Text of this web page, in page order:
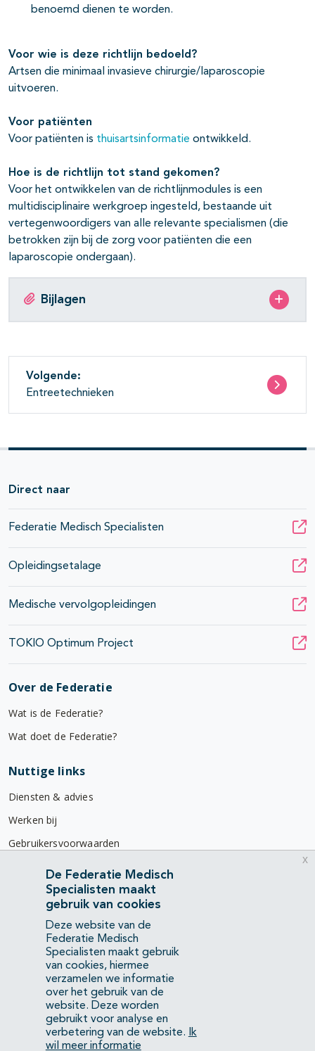
benoemd dienen te worden.
Voor wie is deze richtlijn bedoeld?
Artsen die minimaal invasieve chirurgie/laparoscopie
uitvoeren.
Voor patiënten
Voor patiënten is thuisartsinformatie ontwikkeld.
Hoe is de richtlijn tot stand gekomen?
Voor het ontwikkelen van de richtlijnmodules is een
multidisciplinaire werkgroep ingesteld, bestaande uit
vertegenwoordigers van alle relevante specialismen (die
betrokken zijn bij de zorg voor patiënten die een
laparoscopie ondergaan).
Bijlagen
Volgende:
Entreetechnieken
Direct naar
Federatie Medisch Specialisten
Opleidingsetalage
Medische vervolgopleidingen
TOKIO Optimum Project
Over de Federatie
Wat is de Federatie?
Wat doet de Federatie?
Nuttige links
Diensten & advies
Werken bij
Gebruikersvoorwaarden
Privacyverklaring
Contact
Mercatorlaan 1200
3528 BL Utrecht
(088) 505 34 34
info@richtlijnendatabase.nl
YouTubeLinkedIn
De Federatie Medisch
Specialisten maakt
gebruik van cookies
Deze website van de
Federatie Medisch
Specialisten maakt gebruik
van cookies, hiermee
verzamelen we informatie
over het gebruik van de
website. Deze worden
gebruikt voor analyse en
verbetering van de website.
Ik
wil meer informatie
x